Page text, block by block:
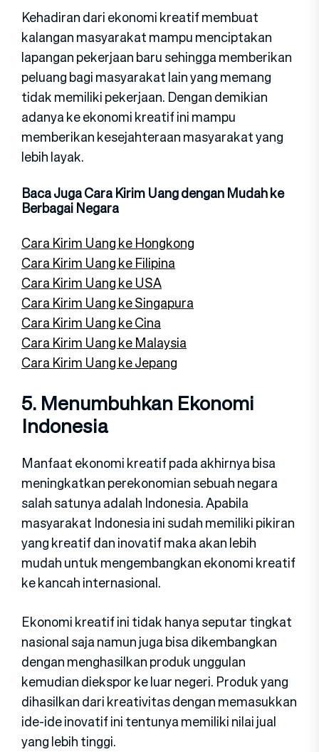
Kehadiran dari ekonomi kreatif membuat
kalangan masyarakat mampu menciptakan
lapangan pekerjaan baru sehingga memberikan
peluang bagi masyarakat lain yang memang
tidak memiliki pekerjaan. Dengan demikian
adanya ke ekonomi kreatif ini mampu
memberikan kesejahteraan masyarakat yang
lebih layak.
Baca Juga Cara Kirim Uang dengan Mudah ke
Berbagai Negara
Cara Kirim Uang ke Hongkong
Cara Kirim Uang ke Filipina
Cara Kirim Uang ke USA
Cara Kirim Uang ke Singapura
Cara Kirim Uang ke Cina
Cara Kirim Uang ke Malaysia
Cara Kirim Uang ke Jepang
5. Menumbuhkan Ekonomi
Indonesia
Manfaat ekonomi kreatif pada akhirnya bisa
meningkatkan perekonomian sebuah negara
salah satunya adalah Indonesia. Apabila
masyarakat Indonesia ini sudah memiliki pikiran
yang kreatif dan inovatif maka akan lebih
mudah untuk mengembangkan ekonomi kreatif
ke kancah internasional.
Ekonomi kreatif ini tidak hanya seputar tingkat
nasional saja namun juga bisa dikembangkan
dengan menghasilkan produk unggulan
kemudian diekspor ke luar negeri. Produk yang
dihasilkan dari kreativitas dengan memasukkan
ide-ide inovatif ini tentunya memiliki nilai jual
yang lebih tinggi.